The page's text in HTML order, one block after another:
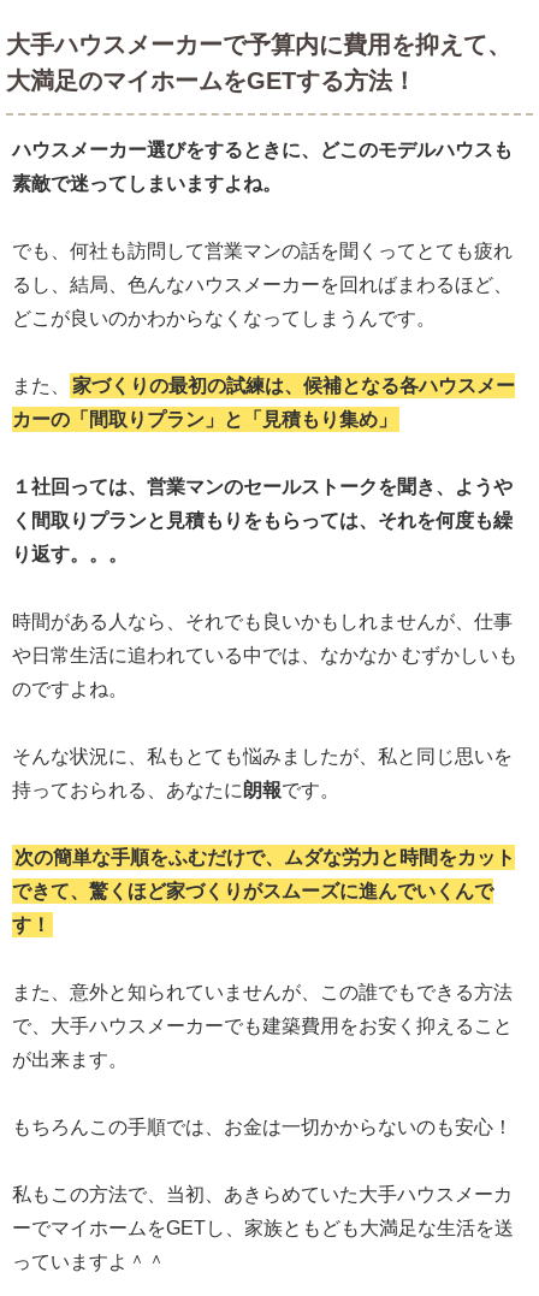
大手ハウスメーカーで予算内に費用を抑えて、
大満足のマイホームをGETする方法！
ハウスメーカー選びをするときに、どこのモデルハウスも
素敵で迷ってしまいますよね。
でも、何社も訪問して営業マンの話を聞くってとても疲れ
るし、結局、色んなハウスメーカーを回ればまわるほど、
どこが良いのかわからなくなってしまうんです。
また、
家づくりの最初の試練は、候補となる各ハウスメー
カーの「間取りプラン」と「見積もり集め」
１社回っては、営業マンのセールストークを聞き、ようや
く間取りプランと見積もりをもらっては、それを何度も繰
り返す。。。
時間がある人なら、それでも良いかもしれませんが、仕事
や日常生活に追われている中では、なかなか むずかしいも
のですよね。
そんな状況に、私もとても悩みましたが、私と同じ思いを
持っておられる、あなたに 朗報です。
次の簡単な手順をふむだけで、ムダな労力と時間をカット
できて、驚くほど家づくりがスムーズに進んでいくんで
す！
また、意外と知られていませんが、この誰でもできる方法
で、大手ハウスメーカーでも建築費用をお安く抑えること
が出来ます。
もちろんこの手順では、お金は一切かからないのも安心！
私もこの方法で、当初、あきらめていた大手ハウスメーカ
ーでマイホームをGETし、家族ともども大満足な生活を送
っていますよ＾＾